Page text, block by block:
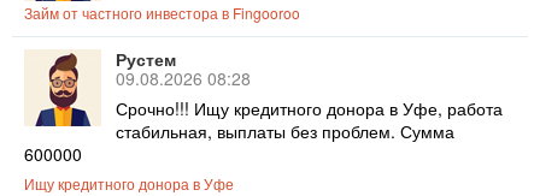
Займ от частного инвестора в Fingooroo
Рустем
09.08.2026 08:28
Срочно!!! Ищу кредитного донора в Уфе, работа
стабильная, выплаты без проблем. Сумма
600000
Ищу кредитного донора в Уфе